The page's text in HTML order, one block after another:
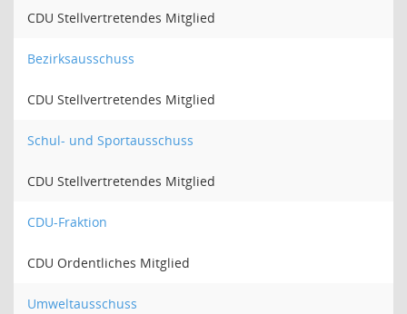
CDU Stellvertretendes Mitglied
Bezirksausschuss
CDU Stellvertretendes Mitglied
Schul- und Sportausschuss
CDU Stellvertretendes Mitglied
CDU-Fraktion
CDU Ordentliches Mitglied
Umweltausschuss